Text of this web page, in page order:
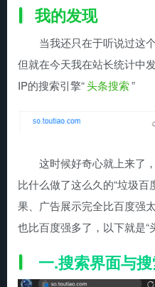
我的发现
当我还只在于听说过这
但就在今天我在站长统计中
IP的搜索引擎“头条搜索”
这时候好奇心就上来了
比什么做了这么久的“垃圾
果、广告展示完全比百度强
也比百度强多了，以下就是“
一.搜索界面与